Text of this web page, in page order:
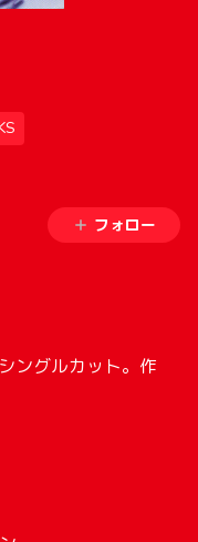
フォロー
ングルカット。作